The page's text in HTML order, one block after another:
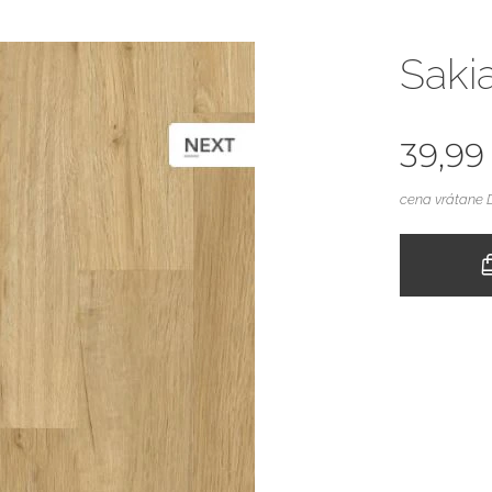
39,99
cena vrátane